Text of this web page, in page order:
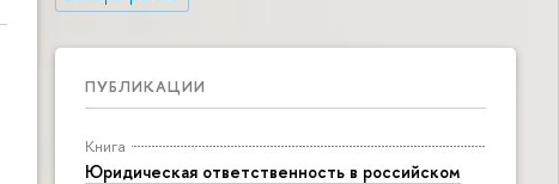
ПУБЛИКАЦИИ
Книга
Юридическая ответственность в российском